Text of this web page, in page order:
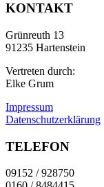
KONTAKT
Grünreuth 13
91235 Hartenstein
Vertreten durch:
Elke Grum
Impressum
Datenschutzerklärung
TELEFON
09152 / 928750